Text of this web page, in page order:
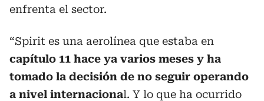
enfrenta el sector.
“Spirit es una aerolínea que estaba en
capítulo 11 hace ya varios meses y ha
tomado la decisión de no seguir operando
a nivel internacional. Y lo que ha ocurrido